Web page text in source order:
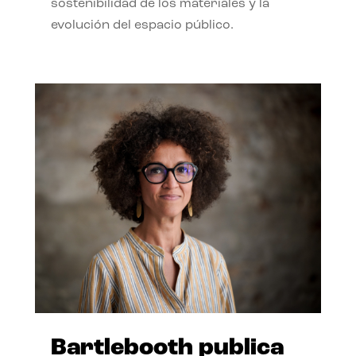
sostenibilidad de los materiales y la
evolución del espacio público.
Bartlebooth publica